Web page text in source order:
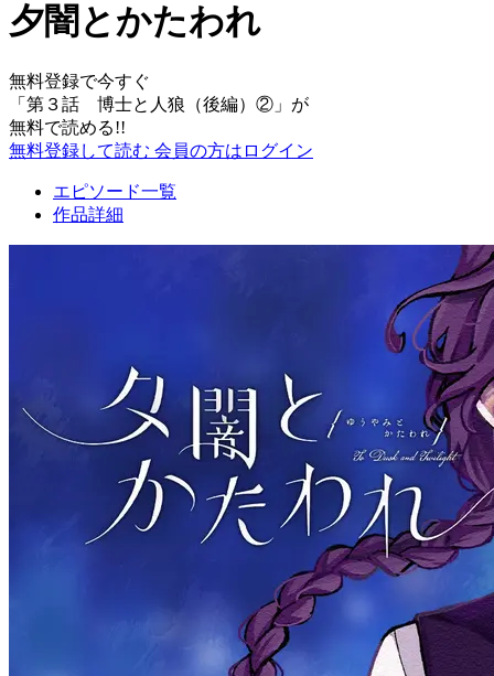
夕闇とかたわれ
無料登録で今すぐ
「 第３話 博士と人狼（後編）② 」が
無料で読める!!
無料登録して読む 会員の方はログイン
エピソード一覧
作品詳細